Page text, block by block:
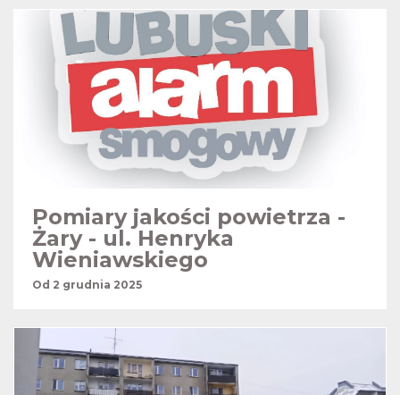
Pomiary jakości powietrza -
Żary - ul. Henryka
Wieniawskiego
Od 2 grudnia 2025